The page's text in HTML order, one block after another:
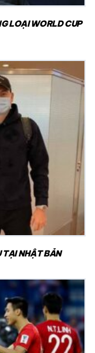
LOẠI WORLD CUP
TẠI NHẬT BẢN